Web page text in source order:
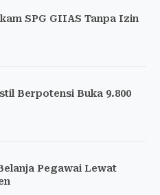
SPG GIIAS Tanpa Izin
Berpotensi Buka 9.800
Pegawai Lewat